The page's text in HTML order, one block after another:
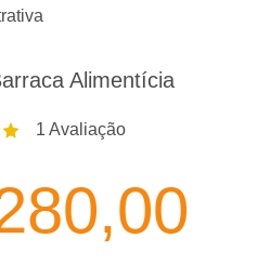
Alimentícia
1 Avaliação